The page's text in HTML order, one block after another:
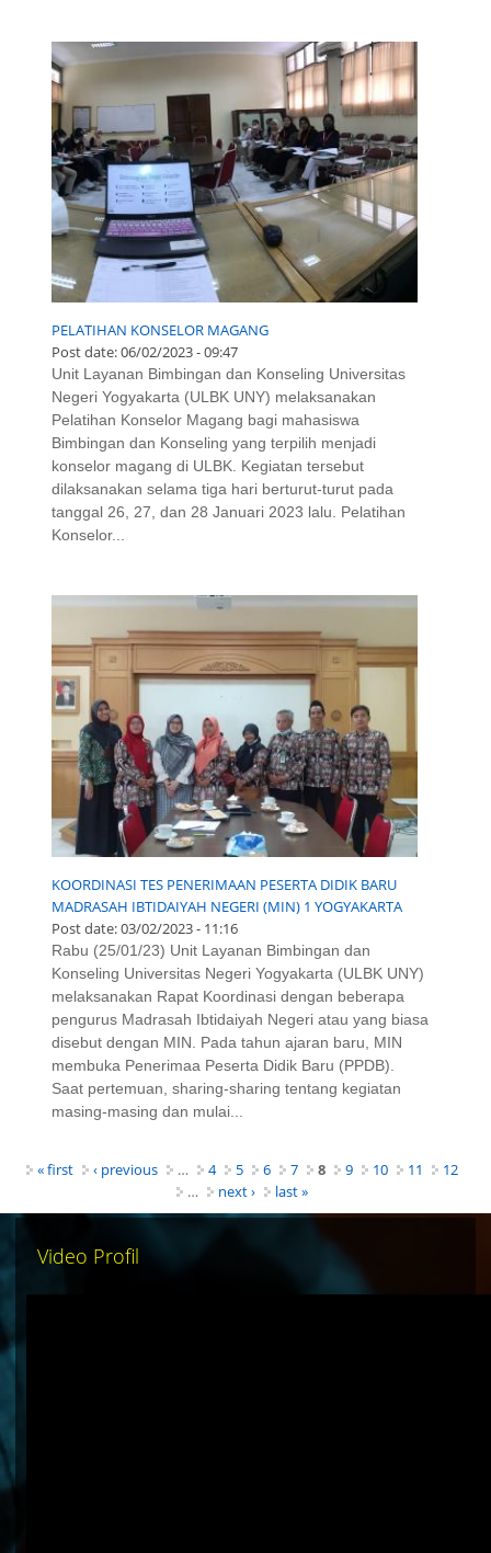
PELATIHAN KONSELOR MAGANG
Post date:06/02/2023 - 09:47
Unit Layanan Bimbingan dan Konseling Universitas
Negeri Yogyakarta (ULBK UNY) melaksanakan
Pelatihan Konselor Magang bagi mahasiswa
Bimbingan dan Konseling yang terpilih menjadi
konselor magang di ULBK. Kegiatan tersebut
dilaksanakan selama tiga hari berturut-turut pada
tanggal 26, 27, dan 28 Januari 2023 lalu. Pelatihan
Konselor...
KOORDINASI TES PENERIMAAN PESERTA DIDIK BARU
MADRASAH IBTIDAIYAH NEGERI (MIN) 1 YOGYAKARTA
Post date:03/02/2023 - 11:16
Rabu (25/01/23) Unit Layanan Bimbingan dan
Konseling Universitas Negeri Yogyakarta (ULBK UNY)
melaksanakan Rapat Koordinasi dengan beberapa
pengurus Madrasah Ibtidaiyah Negeri atau yang biasa
disebut dengan MIN. Pada tahun ajaran baru, MIN
membuka Penerimaa Peserta Didik Baru (PPDB).
Saat pertemuan, sharing-sharing tentang kegiatan
masing-masing dan mulai...
Pages
« first ‹ previous … 4 5 6 7 8 9 10 11
12
…
next › last »
Video Profil